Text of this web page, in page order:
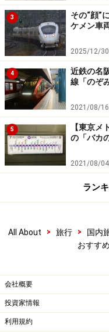
3
その“顔”
ケメン車
2025/12/30
4
近鉄の名
線「のぞ
2021/08/16
5
【東京
の「バカ
2021/08/04
ラン
All About > 旅行 > 国内
おすす
会社概要
投資家情報
利用規約